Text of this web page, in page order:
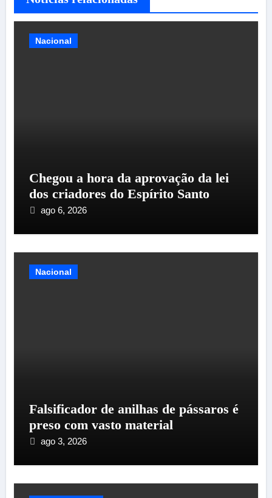
Nacional
Chegou a hora da aprovação da lei
dos criadores do Espírito Santo
ago 6, 2026
Nacional
Falsificador de anilhas de pássaros é
preso com vasto material
ago 3, 2026